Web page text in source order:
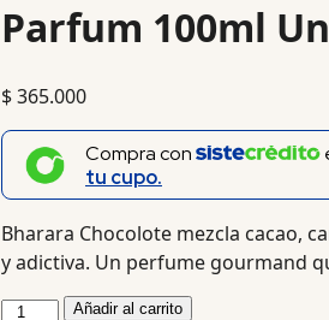
Parfum 100ml
$365.000
Compra con
tu cupo.
Bharara Chocolote mezcla cacao,
y adictiva. Un perfume gourmand
Añadir al carrito